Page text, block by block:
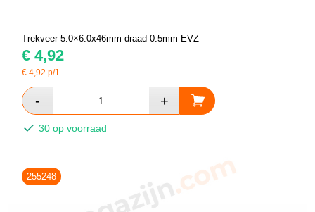
Trekveer 5.0×6.0x46mm draad 0.5mm EVZ
€ 4,92
€4,92 p/1
30 op voorraad
255248